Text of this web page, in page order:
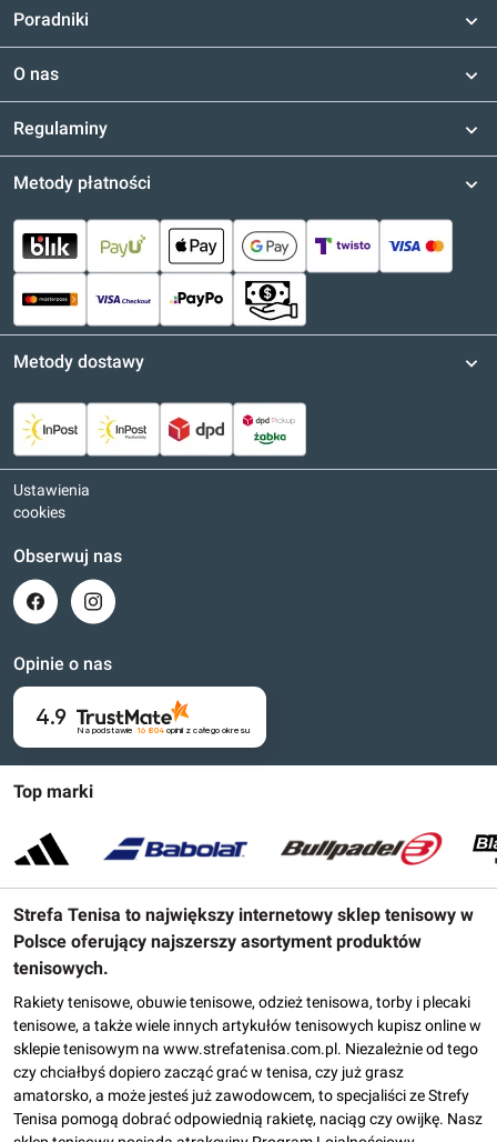
Poradniki
O nas
Regulaminy
Top marki
Strefa Tenisa to największy internetowy sklep tenisowy w
Polsce oferujący najszerszy asortyment produktów
tenisowych.
Rakiety tenisowe, obuwie tenisowe, odzież tenisowa, torby i plecaki
tenisowe, a także wiele innych artykułów tenisowych kupisz online w
sklepie tenisowym na www.strefatenisa.com.pl. Niezależnie od tego
czy chciałbyś dopiero zacząć grać w tenisa, czy już grasz
amatorsko, a może jesteś już zawodowcem, to specjaliści ze Strefy
Tenisa pomogą dobrać odpowiednią rakietę, naciąg czy owijkę. Nasz
Metody płatności
Metody dostawy
Ustawienia
cookies
Obserwuj nas
Opinie o nas
4.9
Na podstawie 16 804opinii z całego okresu